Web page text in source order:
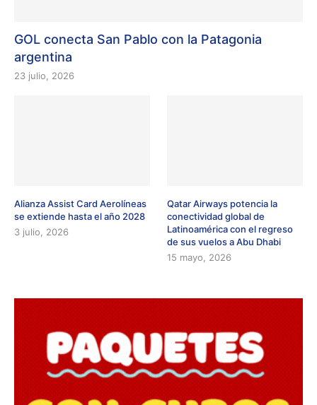
GOL conecta San Pablo con la Patagonia
argentina
23 julio, 2026
Alianza Assist Card Aerolíneas
se extiende hasta el año 2028
3 julio, 2026
Qatar Airways potencia la
conectividad global de
Latinoamérica con el regreso
de sus vuelos a Abu Dhabi
15 mayo, 2026